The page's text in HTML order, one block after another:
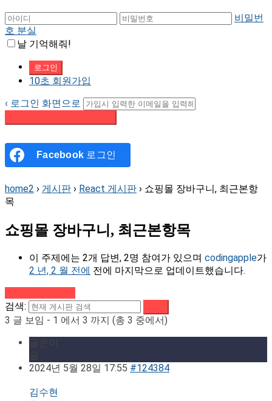
비밀번
호 분실
날 기억해줘!
10초 회원가입
‹ 로그인 화면으로
Facebook 로그인
home2 › 게시판 › React 게시판 › 쇼핑몰 장바구니, 최근본항
목
쇼핑몰 장바구니, 최근본항목
이 주제에는 2개 답변, 2명 참여가 있으며 codingapple가
2 년, 2 월 전에 전에 마지막으로 업데이트했습니다.
검색:
3 글 보임 - 1 에서 3 까지 (총 3 중에서)
2024년 5월 28일 17:55 #124384
김수현